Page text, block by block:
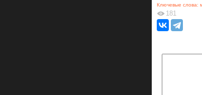
Ключевые слова:
181